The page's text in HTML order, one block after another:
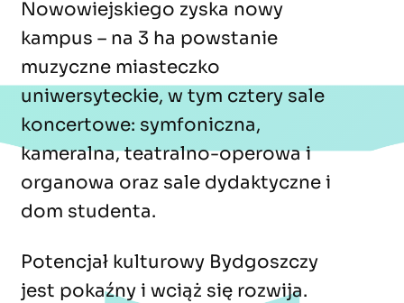
Nowowiejskiego zyska nowy
kampus – na 3 ha powstanie
muzyczne miasteczko
uniwersyteckie, w tym cztery sale
koncertowe: symfoniczna,
kameralna, teatralno-operowa i
organowa oraz sale dydaktyczne i
dom studenta.
Potencjał kulturowy Bydgoszczy
jest pokaźny i wciąż się rozwija.